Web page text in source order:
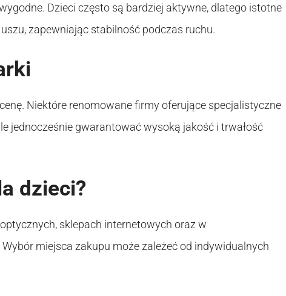
Dzieci często są bardziej aktywne, dlatego istotne
zapewniając stabilność podczas ruchu.
Niektóre renomowane firmy oferujące specjalistyczne
jednocześnie gwarantować wysoką jakość i trwałość
dzieci?
sklepach internetowych oraz w
miejsca zakupu może zależeć od indywidualnych